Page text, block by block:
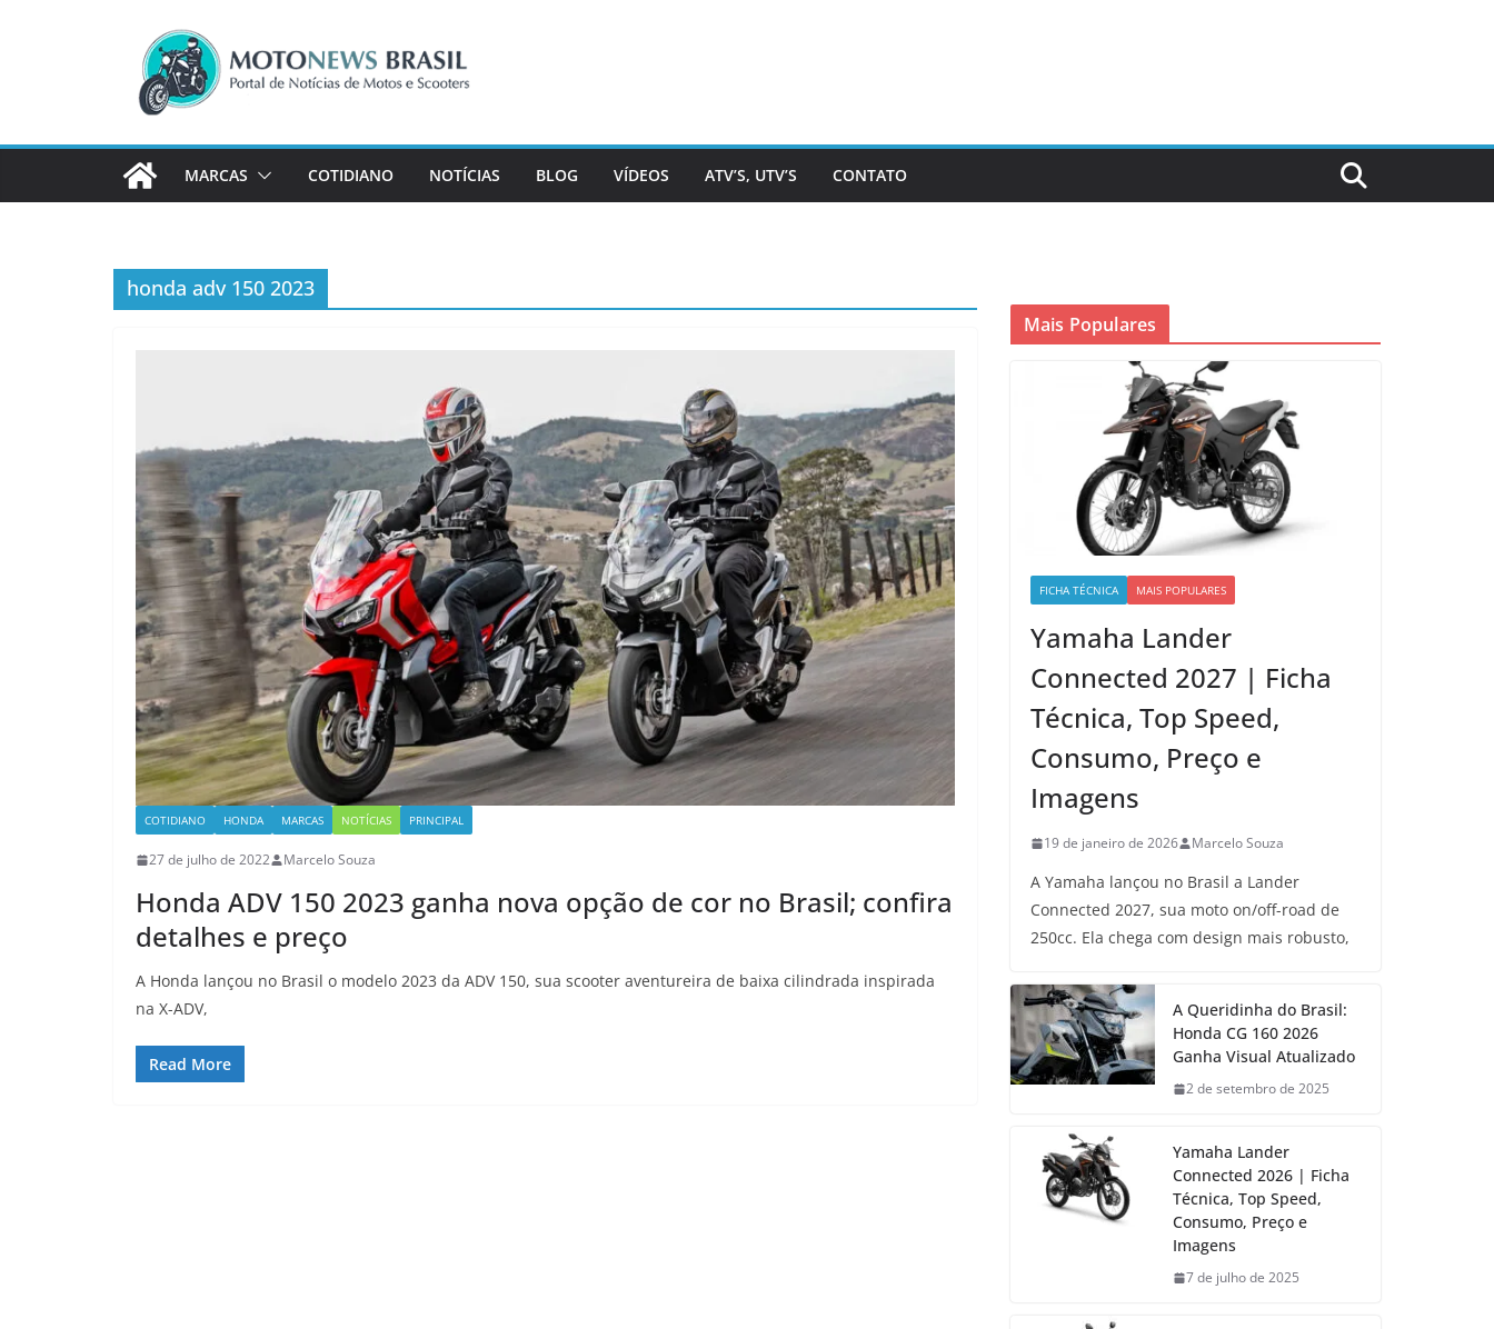
MARCAS COTIDIANO NOTÍCIAS BLOG VÍDEOS ATV’S, UTV’S CONTATO
honda adv 150 2023
COTIDIANO HONDA MARCAS NOTÍCIAS PRINCIPAL
27 de julho de 2022 Marcelo Souza
Honda ADV 150 2023 ganha nova opção de cor no Brasil; confira
detalhes e preço
A Honda lançou no Brasil o modelo 2023 da ADV 150, sua scooter aventureira de baixa cilindrada inspirada
na X-ADV,
Read More
Mais Populares
FICHA TÉCNICA MAIS POPULARES
Yamaha Lander
Connected 2027 | Ficha
Técnica, Top Speed,
Consumo, Preço e
Imagens
19 de janeiro de 2026 Marcelo Souza
A Yamaha lançou no Brasil a Lander
Connected 2027, sua moto on/off-road de
250cc. Ela chega com design mais robusto,
A Queridinha do Brasil:
Honda CG 160 2026
Ganha Visual Atualizado
2 de setembro de 2025
Yamaha Lander
Connected 2026 | Ficha
Técnica, Top Speed,
Consumo, Preço e
Imagens
7 de julho de 2025